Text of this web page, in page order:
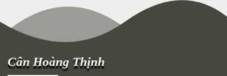
Cân Hoàng Thịnh